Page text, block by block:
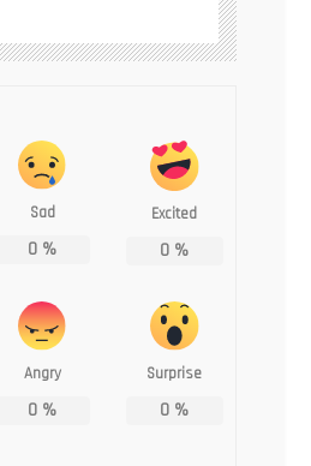
Sad
0 %
Excited
0 %
Angry
0 %
Surprise
0 %